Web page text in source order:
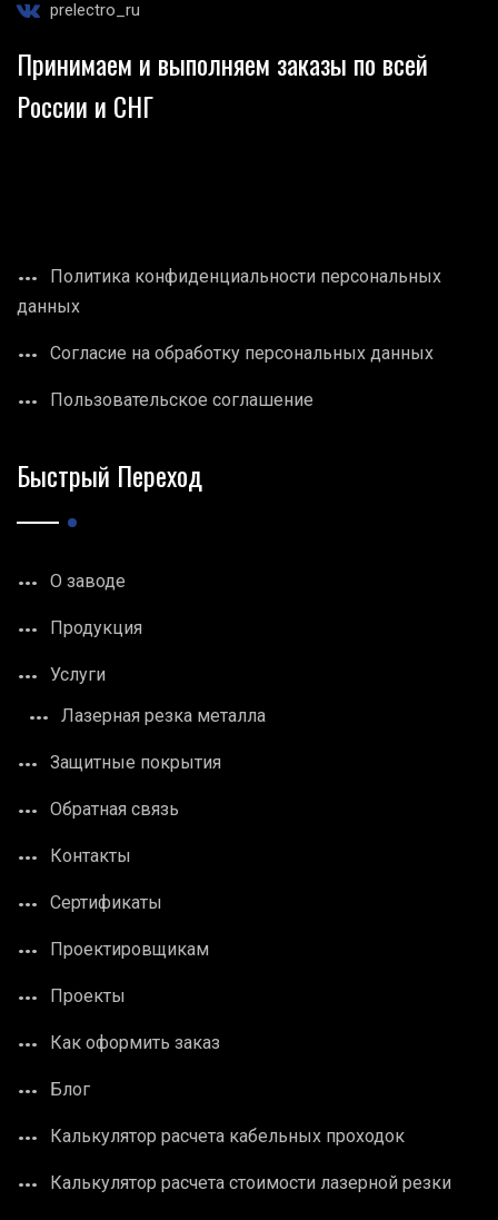
prelectro_ru
Принимаем и выполняем заказы по всей
России и СНГ
Политика конфиденциальности персональных
данных
Согласие на обработку персональных данных
Пользовательское соглашение
Быстрый Переход
О заводе
Продукция
Услуги
Лазерная резка металла
Защитные покрытия
Обратная связь
Контакты
Сертификаты
Проектировщикам
Проекты
Как оформить заказ
Блог
Калькулятор расчета кабельных проходок
Калькулятор расчета стоимости лазерной резки